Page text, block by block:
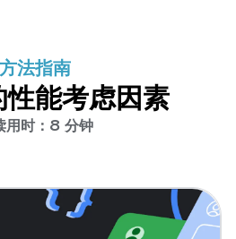
方法指南
能考虑因素
用时：8 分钟